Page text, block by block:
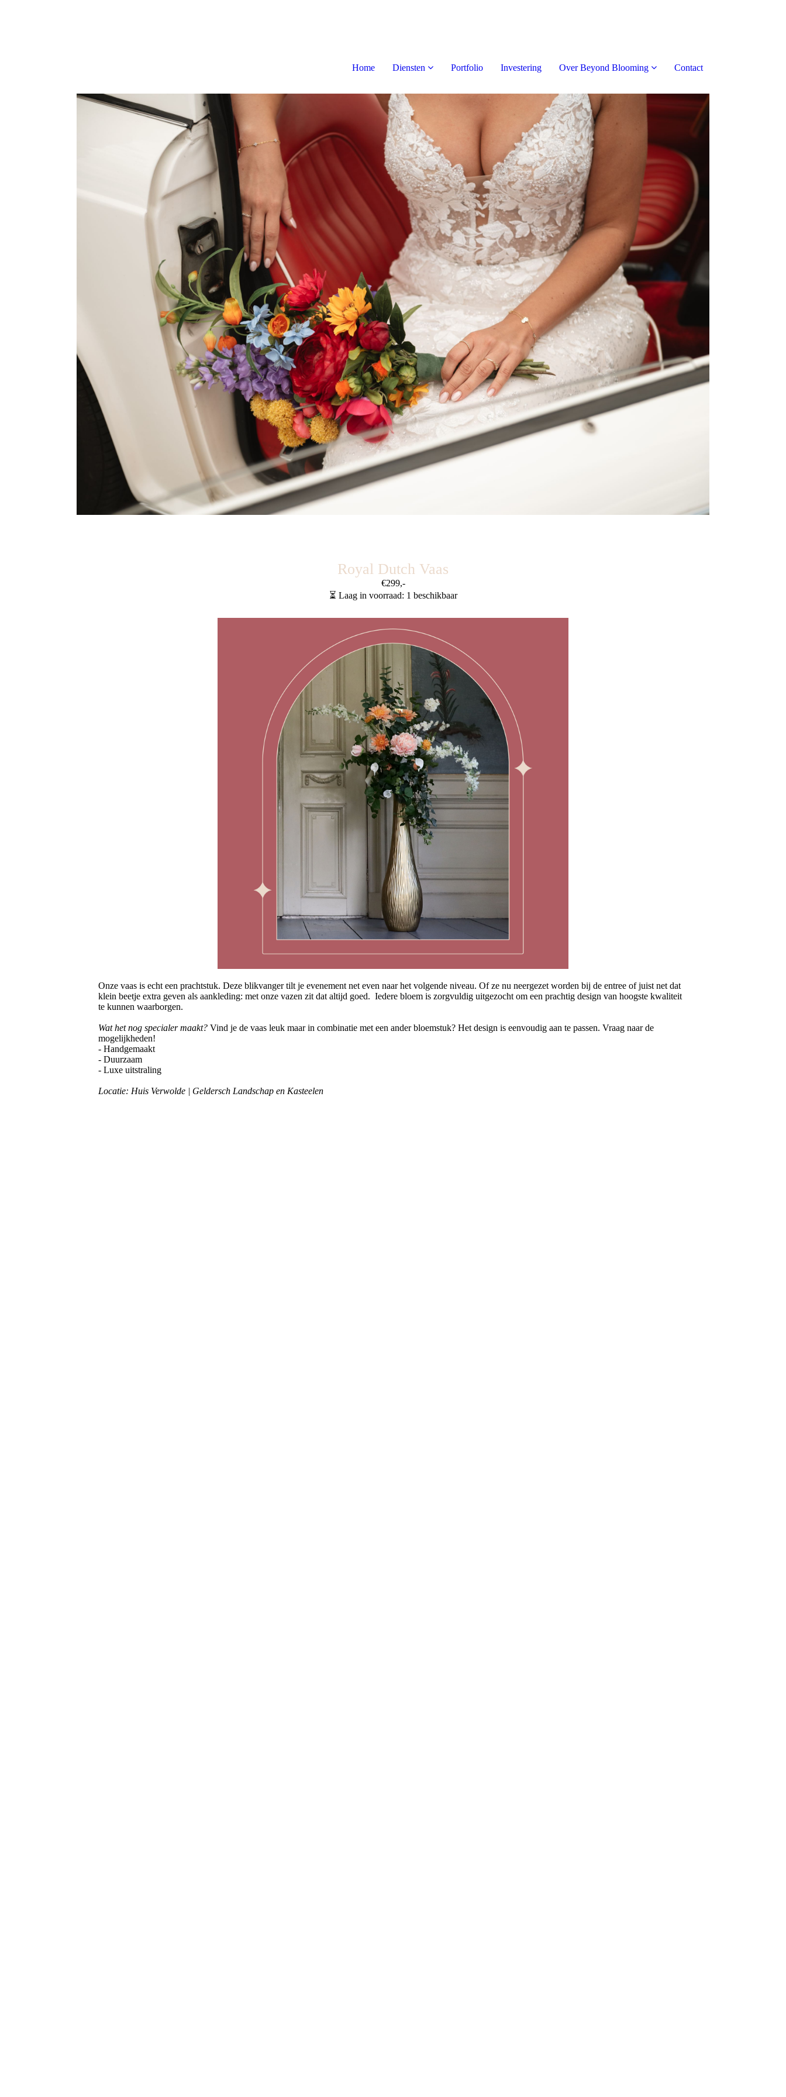
Home Diensten Portfolio Investering Over Beyond Blooming Contact
Royal Dutch Vaas
€299,-
⏳ Laag in voorraad: 1 beschikbaar
Onze vaas is echt een prachtstuk. Deze blikvanger tilt je evenement net even naar het volgende niveau. Of ze nu neergezet worden bij de entree of juist net dat
klein beetje extra geven als aankleding: met onze vazen zit dat altijd goed. Iedere bloem is zorgvuldig uitgezocht om een prachtig design van hoogste kwaliteit
te kunnen waarborgen.
Wat het nog specialer maakt? Vind je de vaas leuk maar in combinatie met een ander bloemstuk? Het design is eenvoudig aan te passen. Vraag naar de
mogelijkheden!
- Handgemaakt
- Duurzaam
- Luxe uitstraling
Locatie: Huis Verwolde | Geldersch Landschap en Kasteelen